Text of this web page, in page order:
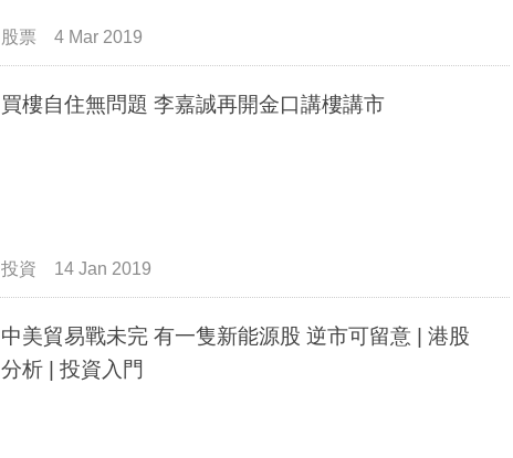
股票 4 Mar 2019
買樓自住無問題 李嘉誠再開金口講樓講市
投資 14 Jan 2019
中美貿易戰未完 有一隻新能源股 逆市可留意 | 港股
分析 | 投資入門